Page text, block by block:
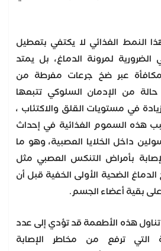
النمط الغذائي لا يكتفي بتعطيل
الضرورية لمرونة الدماغ، بل يمتد
عبر ضخ جرعات مفرطة من
حالة من الإدمان السلوكي تتبعها
في مستويات القلق والاكتئاب ،
هذه السموم الغذائية في إحداث
داخل الخلايا العصبية، وهو ما
بأمراض التنكس العصبي مثل
الدماغ الضحية الأولى الخفية قبل أن
بقية أعضاء الجسم.
تناول هذه الأطعمة قد تؤدي إلى عدد
التي ترفع من مخاطر الإصابة